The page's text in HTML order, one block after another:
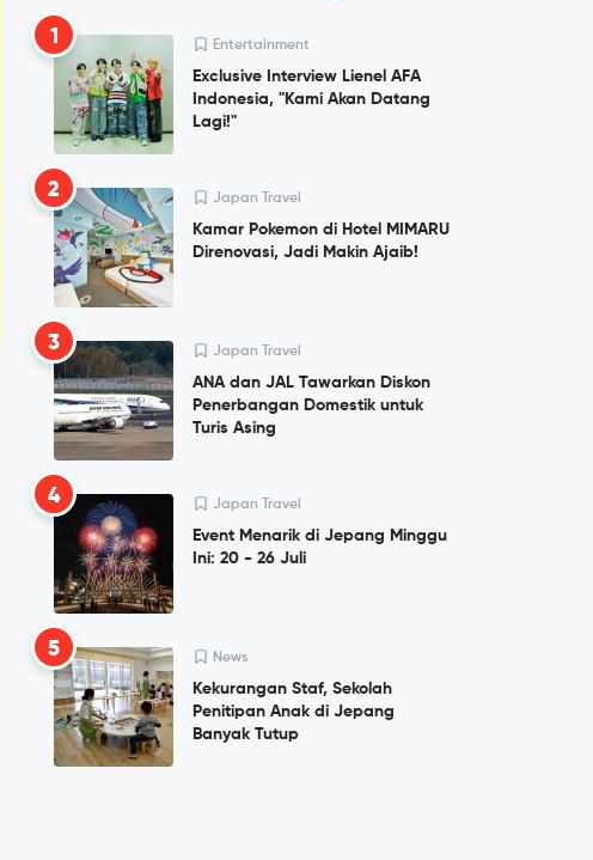
1 Entertainment
Exclusive Interview Lienel AFA
Indonesia, "Kami Akan Datang
Lagi!"
2 Japan Travel
Kamar Pokemon di Hotel MIMARU
Direnovasi, Jadi Makin Ajaib!
3 Japan Travel
ANA dan JAL Tawarkan Diskon
Penerbangan Domestik untuk
Turis Asing
4 Japan Travel
Event Menarik di Jepang Minggu
Ini: 20 - 26 Juli
5 News
Kekurangan Staf, Sekolah
Penitipan Anak di Jepang
Banyak Tutup